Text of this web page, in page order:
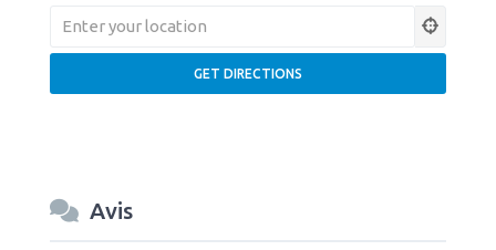
Avis